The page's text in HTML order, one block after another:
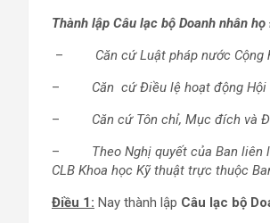
Thành lập Câu lạc bộ Doanh nhân
– Căn cứ Luật pháp nước
– Căn cứ Điều lệ hoạt động
– Căn cứ Tôn chỉ, Mục đích và
– Theo Nghị quyết của Ban liên
CLB Khoa học Kỹ thuật trực thuộc
Điều 1: Nay thành lập Câu lạc bộ